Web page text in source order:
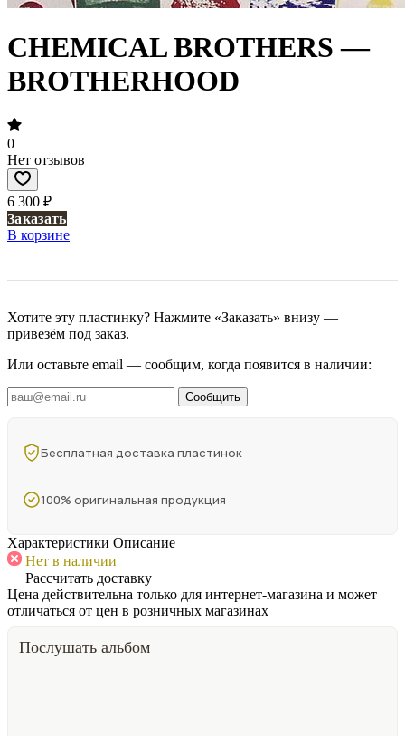
CHEMICAL BROTHERS —
BROTHERHOOD
0
Нет отзывов
6 300 ₽
Заказать
В корзине
Хотите эту пластинку? Нажмите «Заказать» внизу —
привезём под заказ.
Или оставьте email — сообщим, когда появится в наличии:
Сообщить
Бесплатная доставка пластинок
100% оригинальная продукция
Характеристики Описание
Нет в наличии
Рассчитать доставку
Цена действительна только для интернет-магазина и может
отличаться от цен в розничных магазинах
Послушать альбом